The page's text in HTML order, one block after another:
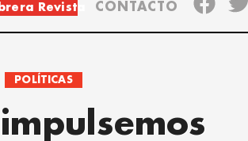
Revista CONTACTO
POLÍTICAS